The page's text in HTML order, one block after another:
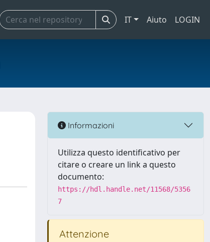
IT Aiuto LOGIN
Informazioni
Utilizza questo identificativo per
citare o creare un link a questo
documento:
https://hdl.handle.net/11568/5356
7
Attenzione